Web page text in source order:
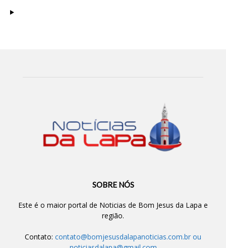
SOBRE NÓS
Este é o maior portal de Noticias de Bom Jesus da Lapa e
região.
Contato: contato@bomjesusdalapanoticias.com.br ou